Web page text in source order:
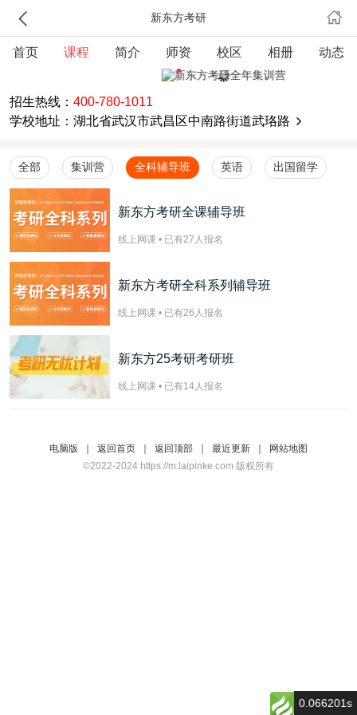
新东方考研
首页 课程 简介 师资 校区 相册 动态
招生热线： 400-780-1011
学校地址：湖北省武汉市武昌区中南路街道武珞路
全部 集训营 全科辅导班 英语 出国留学
新东方考研全课辅导班
线上网课 • 已有27 人报名
新东方考研全科系列辅导班
线上网课 • 已有26 人报名
新东方25考研考研班
线上网课 • 已有14人报名
电脑版 返回首页 返回顶部 最近更新
网站地图
©2022-2024 https://m.laipinke.com 版权所有
0.066201s